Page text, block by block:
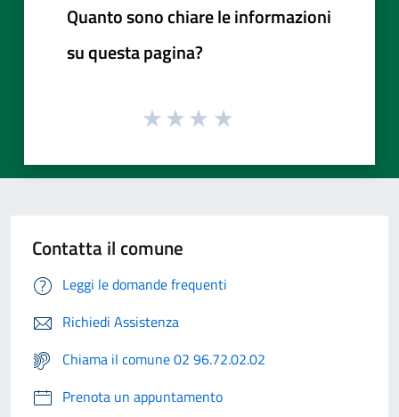
Quanto sono chiare le informazioni
su questa pagina?
Contatta il comune
Leggi le domande frequenti
Richiedi Assistenza
Chiama il comune 02 96.72.02.02
Prenota un appuntamento